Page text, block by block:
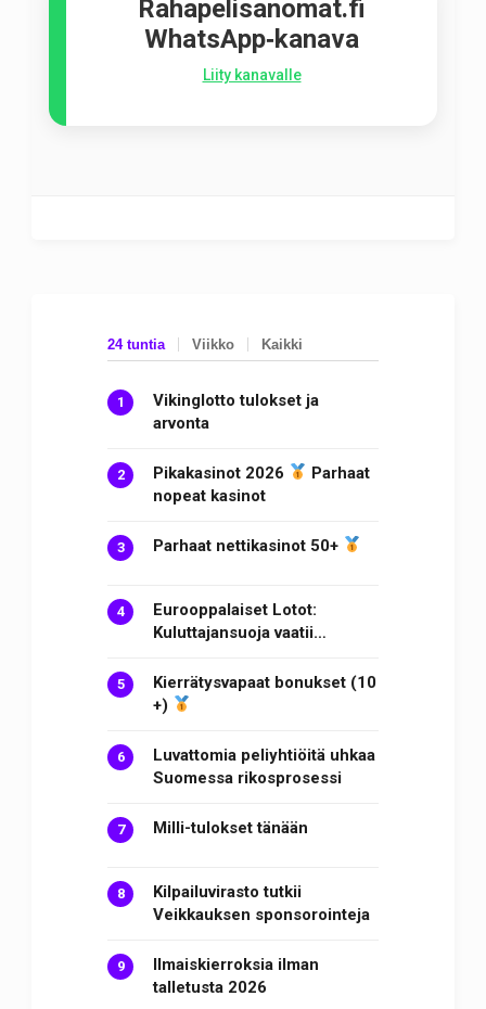
Rahapelisanomat.fi
WhatsApp‑kanava
Liity kanavalle
24 tuntia Viikko Kaikki
Vikinglotto tulokset ja
arvonta
Pikakasinot 2026
Parhaat
nopeat kasinot
Parhaat nettikasinot 50+
Eurooppalaiset Lotot:
Kuluttajansuoja vaatii…
Kierrätysvapaat bonukset (10
+)
Luvattomia peliyhtiöitä uhkaa
Suomessa rikosprosessi
Milli-tulokset tänään
Kilpailuvirasto tutkii
Veikkauksen sponsorointeja
Ilmaiskierroksia ilman
talletusta 2026